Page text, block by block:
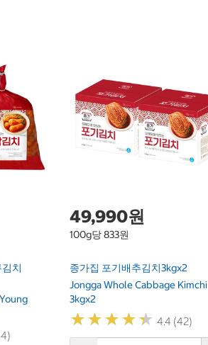
치
49,990원
100g당 833원
종가집 포기배추김치3kgx2
Jongga Whole Cabbage Kimchi
3kgx2
★★★★★
★★★★★ 4.4 (42)